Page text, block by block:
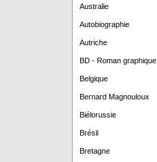
Australie
Autobiographie
Autriche
BD - Roman graphique
Belgique
Bernard Magnouloux
Biélorussie
Brésil
Bretagne